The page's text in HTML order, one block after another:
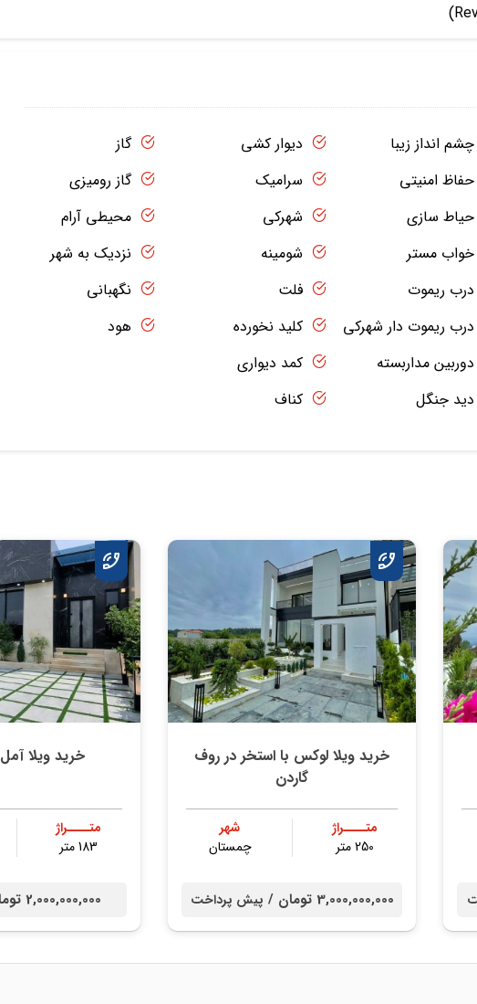
چشم انداز زیبا
حفاظ امنیتی
حیاط سازی
خواب مستر
درب ریموت
درب ریموت دار شهرکی
دوربین مداربسته
دید جنگل
دیوار کشی
سرامیک
شهرکی
شومینه
فلت
کلید نخورده
کمد دیواری
کناف
گاز
گاز رومیزی
محیطی آرام
نزدیک به شهر
نگهبانی
هود
خرید ویلا لوکس با استخر در روف
گاردن
متــــراژ
250 متر
شهر
چمستان
3,000,000,000 تومان / پیش پرداخت
خرید ویلا آمل 183 متر
متــــراژ
183 متر
2,000,000,000 تومان /